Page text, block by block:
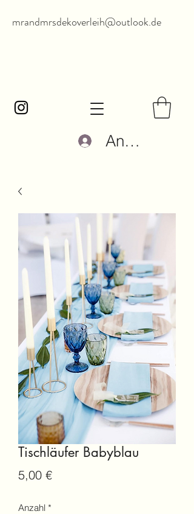
mrandmrsdekoverleih@outlook.de
Anmelden
Tischläufer Babyblau
5,00 €Preis
Anzahl *